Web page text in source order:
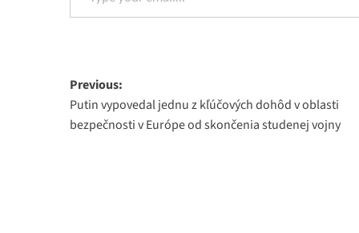
Post
navigation
Previous:
Putin vypovedal jednu z kľúčových dohôd v oblasti
bezpečnosti v Európe od skončenia studenej vojny